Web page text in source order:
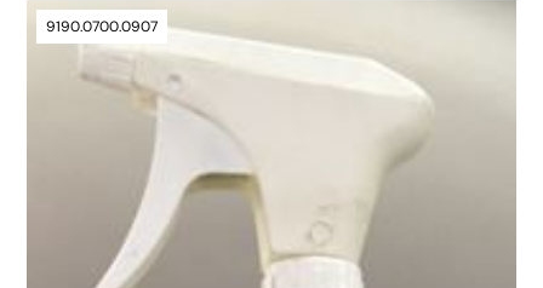
9190.0700.0907